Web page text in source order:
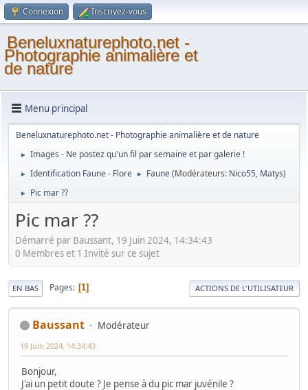
Connexion Inscrivez-vous
Beneluxnaturephoto.net -
Photographie animalière et
de nature
Menu principal
Beneluxnaturephoto.net - Photographie animalière et de nature
► Images - Ne postez qu'un fil par semaine et par galerie !
► Identification Faune - Flore ► Faune(Modérateurs: Nico55, Matys)
► Pic mar ??
Pic mar ??
Démarré par Baussant, 19 Juin 2024, 14:34:43
0 Membres et 1 Invité sur ce sujet
EN BAS Pages 1 ACTIONS DE L'UTILISATEUR
Baussant Modérateur
19 Juin 2024, 14:34:43
Bonjour,
J'ai un petit doute ? Je pense à du pic mar juvénile ?